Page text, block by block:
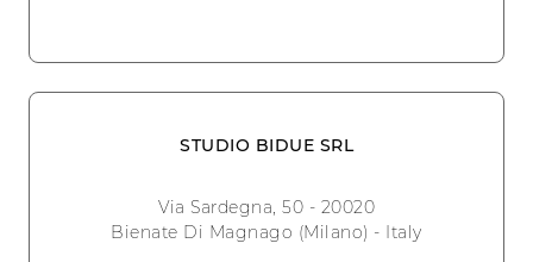
STUDIO BIDUE SRL
Via Sardegna, 50 - 20020
Bienate Di Magnago (Milano) - Italy